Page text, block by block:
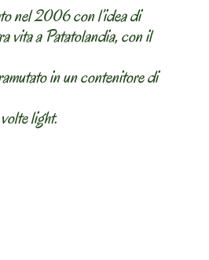
nel 2006 con l’idea di
vita a Patatolandia, con il
in un contenitore di
light.